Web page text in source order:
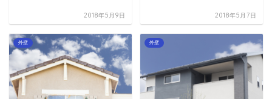
2018年5月9日 2018年5月7日
外壁 外壁